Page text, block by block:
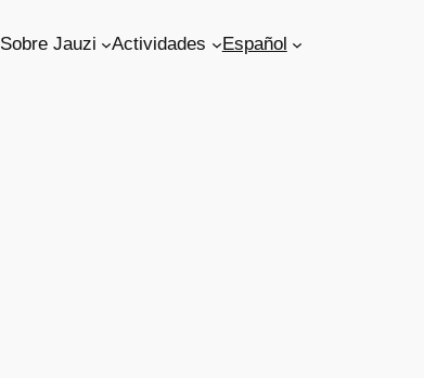
Sobre Jauzi Actividades Español